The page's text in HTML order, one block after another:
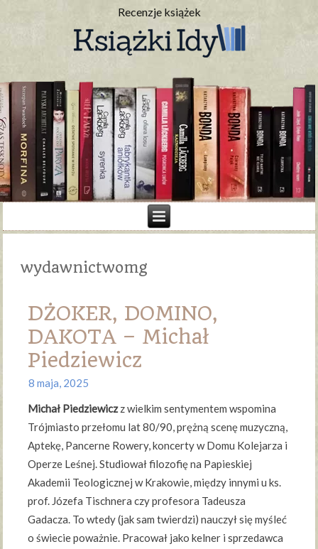
Recenzje książek
wydawnictwomg
DŻOKER, DOMINO,
DAKOTA – Michał
Piedziewicz
8 maja, 2025
Michał Piedziewiczz wielkim sentymentem wspomina
Trójmiasto przełomu lat 80/90, prężną scenę muzyczną,
Aptekę, Pancerne Rowery, koncerty w Domu Kolejarza i
Operze Leśnej. Studiował filozofię na Papieskiej
Akademii Teologicznej w Krakowie, między innymi u ks.
prof. Józefa Tischnera czy profesora Tadeusza
Gadacza. To wtedy (jak sam twierdzi) nauczył się myśleć
o świecie poważnie. Pracował jako kelner i sprzedawca